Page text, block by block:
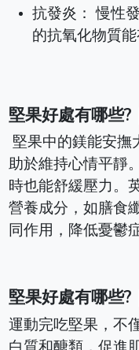
抗發炎： 慢性
的抗氧化物質
堅果好處有哪些
堅果中的鎂能安撫
助於維持心情平靜
時也能舒緩壓力。
營養成分，如膳食
同作用，降低憂鬱
堅果好處有哪些
運動完吃堅果，不